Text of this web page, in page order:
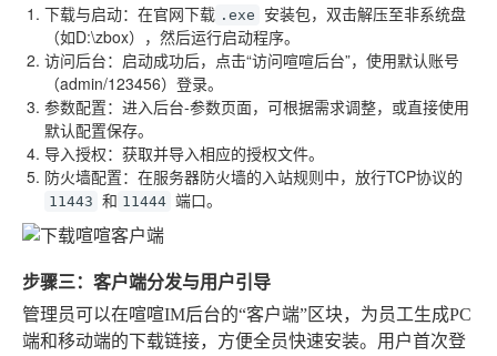
下载与启动：在官网下载 .exe
安装包，双击解压至非系统盘
（如D:\zbox），然后运行启动程序。
访问后台：启动成功后，点击“访问喧喧后台”，使用默认账号
（admin/123456）登录。
参数配置：进入后台-参数页面，可根据需求调整，或直接使用
默认配置保存。
导入授权：获取并导入相应的授权文件。
防火墙配置：在服务器防火墙的入站规则中，放行TCP协议的
11443 和 11444 端口。
步骤三：客户端分发与用户引导
管理员可以在喧喧IM后台的“客户端”区块，为员工生成PC
端和移动端的下载链接，方便全员快速安装。用户首次登